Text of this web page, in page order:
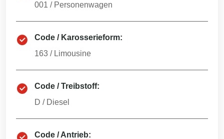
001 / Personenwagen
Code / Karosserieform:
163 / Limousine
Code / Treibstoff:
D / Diesel
Code / Antrieb: